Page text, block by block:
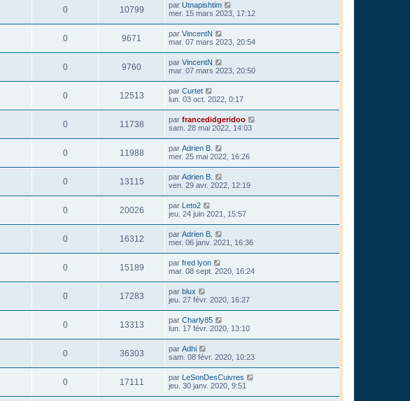
0 10799 par Utnapishtim
mer. 15 mars 2023, 17:12
0 9671 par VincentN
mar. 07 mars 2023, 20:54
0 9760 par VincentN
mar. 07 mars 2023, 20:50
0 12513 par Curtet
lun. 03 oct. 2022, 0:17
0 11738 par francedidgeridoo
sam. 28 mai 2022, 14:03
0 11988 par Adrien B.
mer. 25 mai 2022, 16:26
0 13115 par Adrien B.
ven. 29 avr. 2022, 12:19
0 20026 par
Leto2
jeu. 24 juin 2021, 15:57
0 16312 par Adrien B.
mer. 06 janv. 2021, 16:36
0 15189 par fred lyon
mar. 08 sept. 2020, 16:24
0 17283 par blux
jeu. 27 févr. 2020, 16:27
0 13313 par Charly85
lun. 17 févr. 2020, 13:10
0 36303 par Adhi
sam. 08 févr. 2020, 10:23
0 17111 par
LeSonDesCuivres
jeu. 30 janv. 2020, 9:51